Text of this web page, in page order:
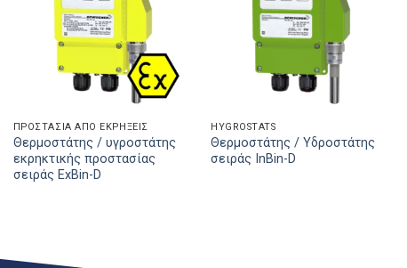
ΠΡΟΣΤΑΣΊΑ ΑΠΌ ΕΚΡΉΞΕΙΣ
Θερμοστάτης / υγροστάτης
εκρηκτικής προστασίας
σειράς ExBin-D
HYGROSTATS
Θερμοστάτης / Υδροστάτης
σειράς InBin-D